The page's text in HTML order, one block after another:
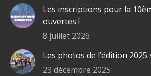
s'ouvre
dans
une
nouvelle
fenêtre
s'ouvre
dans
nouvelle
fenêtre
s'ouvre
nouvelle
fenêtre
Web
s'ouvre
nouvelle
fenêtre
Les inscriptions pour la
ouvertes !
8 juillet 2026
Les photos de l’édition
23 décembre 2025